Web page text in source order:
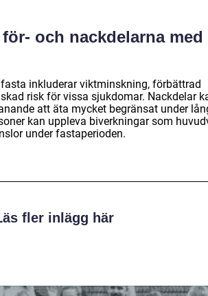
och nackdelarna med
inkluderar viktminskning, förbättrad
risk för vissa sjukdomar. Nackdelar
att äta mycket begränsat under
kan uppleva biverkningar som
under fastaperioden.
fler inlägg här